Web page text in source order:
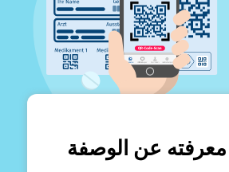
عن الوصفة